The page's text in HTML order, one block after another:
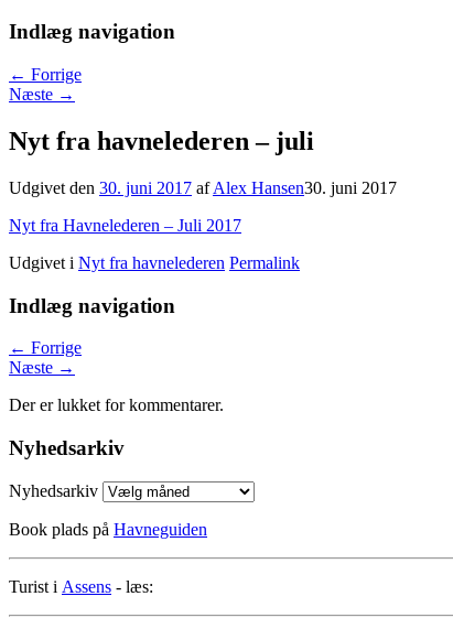
Indlæg navigation
← Forrige
Næste →
Nyt fra havnelederen – juli
Udgivet den 30. juni 2017 afAlex Hansen30. juni 2017
Nyt fra Havnelederen – Juli 2017
Udgivet i Nyt fra havnelederen Permalink
Indlæg navigation
← Forrige
Næste →
Der er lukket for kommentarer.
Nyhedsarkiv
Nyhedsarkiv
Book plads på Havneguiden
Turist i Assens - læs: